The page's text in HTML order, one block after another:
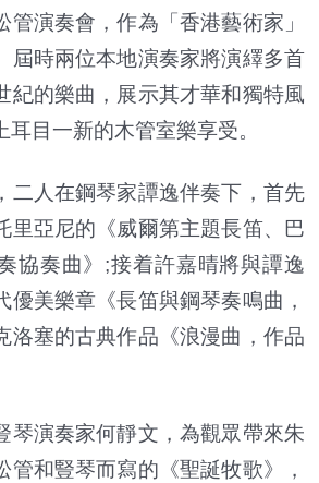
管演奏會，作為「香港藝術家」
屆時兩位本地演奏家將演繹多首
紀的樂曲，展示其才華和獨特風
目一新的木管室樂享受。
人在鋼琴家譚逸伴奏下，首先
里亞尼的《威爾第主題長笛、巴
協奏曲》;接着許嘉晴將與譚逸
優美樂章《長笛與鋼琴奏鳴曲，
洛塞的古典作品《浪漫曲，作品
演奏家何靜文，為觀眾帶來朱
管和豎琴而寫的《聖誕牧歌》，